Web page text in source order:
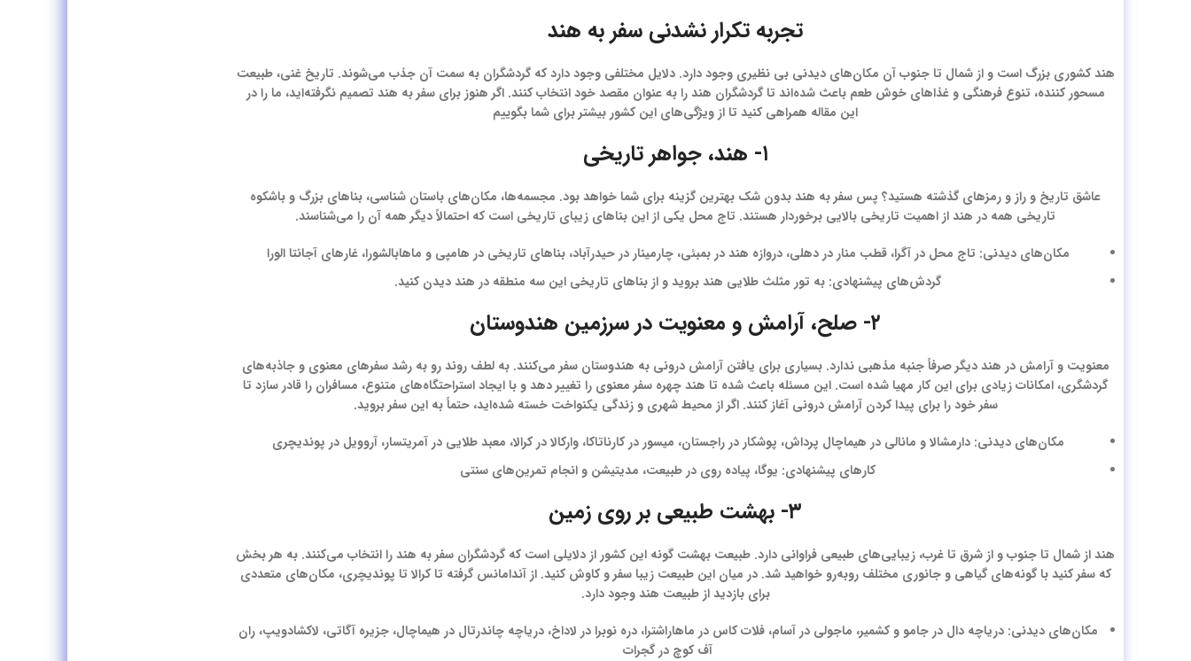
تجربه تکرار نشدنی سفر به هند
هند کشوری بزرگ است و از شمال تا جنوب آن مکان‌های دیدنی بی نظیری وجود دارد. دلایل مختلفی وجود دارد که گردشگران به سمت آن جذب می‌شوند. تاریخ غنی، طبیعت
مسحور کننده، تنوع فرهنگی و غذاهای خوش طعم باعث شده‌اند تا گردشگران هند را به عنوان مقصد خود انتخاب کنند. اگر هنوز برای سفر به هند تصمیم نگرفته‌اید، ما را در
این مقاله همراهی کنید تا از ویژگی‌های این کشور بیشتر برای شما بگوییم
۱- هند، جواهر تاریخی
عاشق تاریخ و راز و رمزهای گذشته هستید؟ پس سفر به هند بدون شک بهترین گزینه برای شما خواهد بود. مجسمه‌ها، مکان‌های باستان شناسی، بناهای بزرگ و باشکوه
تاریخی همه در هند از اهمیت تاریخی بالایی برخوردار هستند. تاج محل یکی از این بناهای زیبای تاریخی است که احتمالاً دیگر همه آن را می‌شناسند.
مکان‌های دیدنی: تاج محل در آگرا، قطب منار در دهلی، دروازه هند در بمبئی، چارمینار در حیدرآباد، بناهای تاریخی در هامپی و ماهابالشورا، غارهای آجانتا الورا
گردش‌های پیشنهادی: به تور مثلث طلایی هند بروید و از بناهای تاریخی این سه منطقه در هند دیدن کنید.
۲- صلح، آرامش و معنویت در سرزمین هندوستان
معنویت و آرامش در هند دیگر صرفاً جنبه مذهبی ندارد. بسیاری برای یافتن آرامش درونی به هندوستان سفر می‌کنند. به لطف روند رو به رشد سفرهای معنوی و جاذبه‌های
گردشگری، امکانات زیادی برای این کار مهیا شده است. این مسئله باعث شده تا هند چهره سفر معنوی را تغییر دهد و با ایجاد استراحتگاه‌های متنوع، مسافران را قادر سازد تا
سفر خود را برای پیدا کردن آرامش درونی آغاز کنند. اگر از محیط شهری و زندگی یکنواخت خسته شده‌اید، حتماً به این سفر بروید.
مکان‌های دیدنی: دارمشالا و مانالی در هیماچال پرداش، پوشکار در راجستان، میسور در کارناتاکا، وارکالا در کرالا، معبد طلایی در آمریتسار، آروویل در پوندیچری
کارهای پیشنهادی: یوگا، پیاده روی در طبیعت، مدیتیشن و انجام تمرین‌های سنتی
۳- بهشت طبیعی بر روی زمین
هند از شمال تا جنوب و از شرق تا غرب، زیبایی‌های طبیعی فراوانی دارد. طبیعت بهشت گونه این کشور از دلایلی است که گردشگران سفر به هند را انتخاب می‌کنند. به هر بخش
که سفر کنید با گونه‌های گیاهی و جانوری مختلف روبه‌رو خواهید شد. در میان این طبیعت زیبا سفر و کاوش کنید. از آندامانس گرفته تا کرالا تا پوندیچری، مکان‌های متعددی
برای بازدید از طبیعت هند وجود دارد.
مکان‌های دیدنی: دریاچه دال در جامو و کشمیر، ماجولی در آسام، فلات کاس در ماهاراشترا، دره نوبرا در لاداخ، دریاچه چاندرتال در هیماچال، جزیره آگاتی، لاکشادویپ، ران
آف کوچ در گجرات